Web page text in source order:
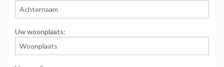
Uw woonplaats: